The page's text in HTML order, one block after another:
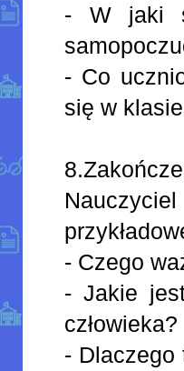
- W jaki
- Co
się w
- Czego
- Jakie
człowieka?
- Dlaczego